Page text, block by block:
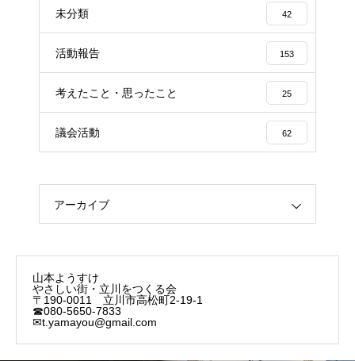
未分類 42
活動報告 153
考えたこと・思ったこと 25
議会活動 62
アーカイブ
山本ようすけ
やさしい街・立川をつくる会
〒190-0011 立川市高松町2-19-1
☎080-5650-7833
✉t.yamayou@gmail.com